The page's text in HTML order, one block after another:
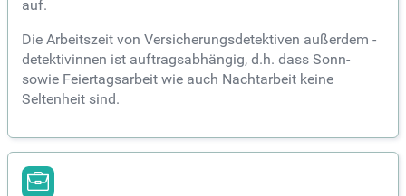
auf.
Die Arbeitszeit von Versicherungsdetektiven außerdem -
detektivinnen ist auftragsabhängig, d.h. dass Sonn-
sowie Feiertagsarbeit wie auch Nachtarbeit keine
Seltenheit sind.